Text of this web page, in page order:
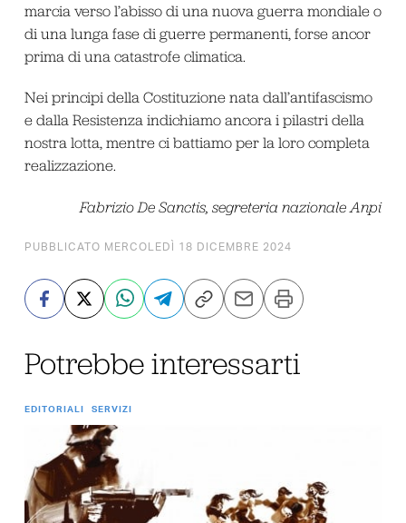
marcia verso l’abisso di una nuova guerra mondiale o
di una lunga fase di guerre permanenti, forse ancor
prima di una catastrofe climatica.
Nei principi della Costituzione nata dall’antifascismo
e dalla Resistenza indichiamo ancora i pilastri della
nostra lotta, mentre ci battiamo per la loro completa
realizzazione.
Fabrizio De Sanctis, segreteria nazionale Anpi
PUBBLICATO MERCOLEDÌ 18 DICEMBRE 2024
Potrebbe interessarti
EDITORIALI SERVIZI